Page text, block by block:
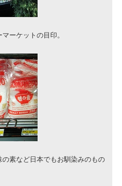
ーケットの目印。
素など日本でもお馴染みのもの